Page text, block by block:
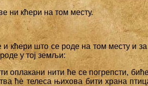
ни кћери на том месту.
и кћери што се роде на том месту и
у тој земљи:
оплакани нити ће се погрепсти,
ће телеса њихова бити храна